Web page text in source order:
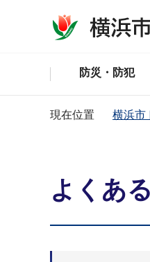
防災・防犯
現在位置 横浜市
よくあ